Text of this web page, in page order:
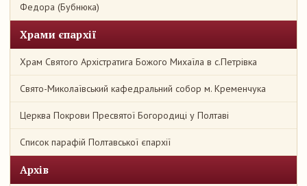
Федора (Бубнюка)
Храми єпархії
Храм Святого Архістратига Божого Михаїла в с.Петрівка
Свято-Миколаївський кафедральний собор м. Кременчука
Церква Покрови Пресвятої Богородиці у Полтаві
Список парафій Полтавської єпархії
Архів